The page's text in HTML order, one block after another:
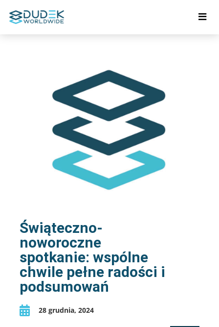
Świąteczno-
noworoczne
spotkanie: wspólne
chwile pełne radości i
podsumowań
28 grudnia, 2024